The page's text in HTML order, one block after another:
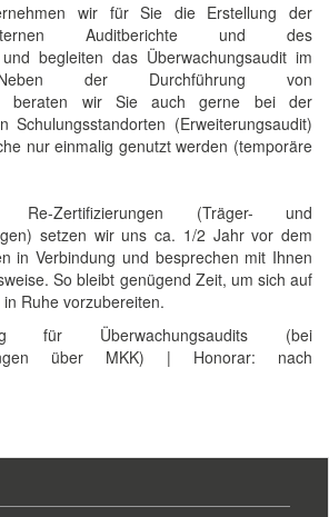
wir für Sie die Erstellung der
Auditberichte und des
begleiten das Überwachungsaudit im
Neben der Durchführung von
beraten wir Sie auch gerne bei der
Schulungsstandorten (Erweiterungsaudit)
nur einmalig genutzt werden (temporäre
Re-Zertifizierungen (Träger- und
setzen wir uns ca. 1/2 Jahr vor dem
in Verbindung und besprechen mit Ihnen
So bleibt genügend Zeit, um sich auf
Ruhe vorzubereiten.
Überwachungsaudits (bei
über MKK) | Honorar: nach